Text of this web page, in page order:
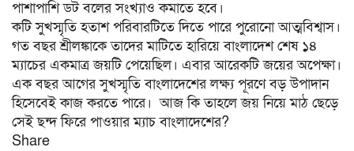
পাশাপাশি ডট বলের সংখ্যাও কমাতে হবে।
কটি সুখস্মৃতি হতাশ পরিবারটিতে দিতে পারে পুরোনো আত্মবিশ্বাস।
গত বছর শ্রীলঙ্কাকে তাদের মাটিতে হারিয়ে বাংলাদেশ শেষ ১৪
ম্যাচের একমাত্র জয়টি পেয়েছিল। এবার আরেকটি জয়ের অপেক্ষা।
এক বছর আগের সুখস্মৃতি বাংলাদেশের লক্ষ্য পূরণে বড় উপাদান
হিসেবেই কাজ করতে পারে। আজ কি তাহলে জয় নিয়ে মাঠ ছেড়ে
সেই ছন্দ ফিরে পাওয়ার ম্যাচ বাংলাদেশের?
Share